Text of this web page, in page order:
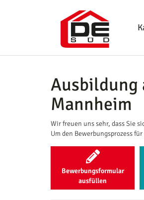
Ausbildung
Mannheim
Wir freuen uns sehr, dass Sie
Um den Bewerbungsprozess
Bewerbungsformular
ausfüllen